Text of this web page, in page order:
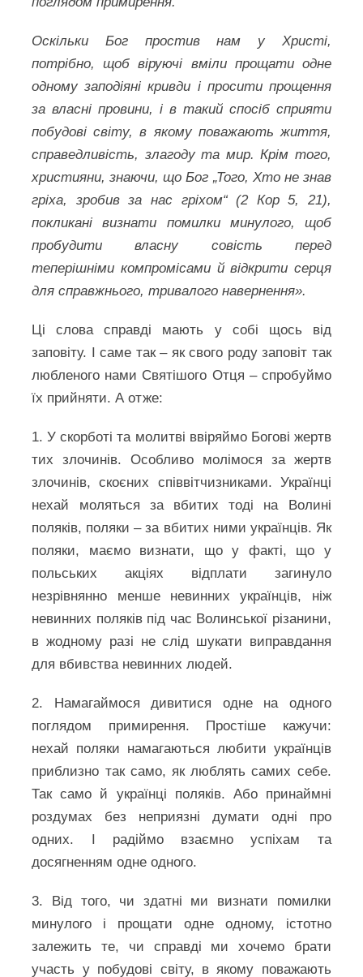
Оскільки Бог простив нам у Христі,
потрібно, щоб віруючі вміли прощати одне
одному заподіяні кривди і просити прощення
за власні провини, і в такий спосіб сприяти
побудові світу, в якому поважають життя,
справедливість, злагоду та мир. Крім того,
християни, знаючи, що Бог „Того, Хто не знав
гріха, зробив за нас гріхом“ (2 Кор 5, 21),
покликані визнати помилки минулого, щоб
пробудити власну совість перед
теперішніми компромісами й відкрити серця
для справжнього, тривалого навернення».
Ці слова справді мають у собі щось від
заповіту. І саме так – як свого роду заповіт так
любленого нами Святішого Отця – спробуймо
їх прийняти. А отже:
1. У скорботі та молитві ввіряймо Богові жертв
тих злочинів. Особливо молімося за жертв
злочинів, скоєних співвітчизниками. Українці
нехай моляться за вбитих тоді на Волині
поляків, поляки – за вбитих ними українців. Як
поляки, маємо визнати, що у факті, що у
польських акціях відплати загинуло
незрівнянно менше невинних українців, ніж
невинних поляків під час Волинської різанини,
в жодному разі не слід шукати виправдання
для вбивства невинних людей.
2. Намагаймося дивитися одне на одного
поглядом примирення. Простіше кажучи:
нехай поляки намагаються любити українців
приблизно так само, як люблять самих себе.
Так само й українці поляків. Або принаймні
роздумах без неприязні думати одні про
одних. І радіймо взаємно успіхам та
досягненням одне одного.
3. Від того, чи здатні ми визнати помилки
минулого і прощати одне одному, істотно
залежить те, чи справді ми хочемо брати
участь у побудові світу, в якому поважають